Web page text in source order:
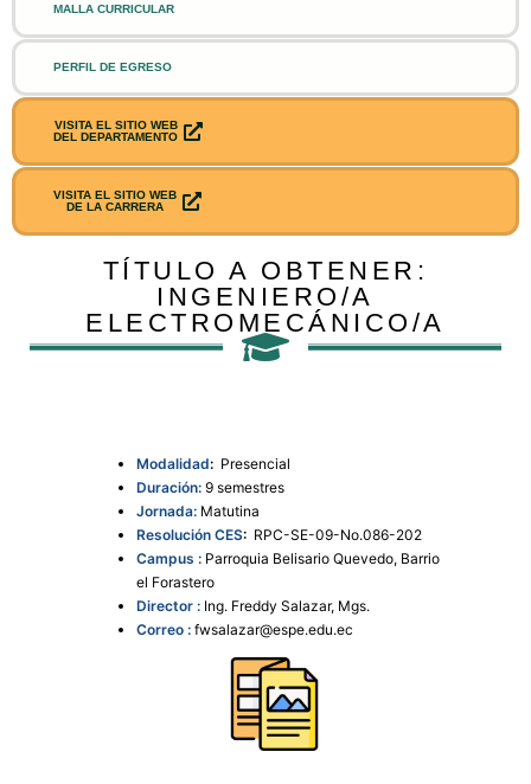
MALLA CURRICULAR
PERFIL DE EGRESO
VISITA EL SITIO WEB
DEL DEPARTAMENTO
VISITA EL SITIO WEB
DE LA CARRERA
TÍTULO A OBTENER:
INGENIERO/A
ELECTROMECÁNICO/A
Modalidad: Presencial
Duración: 9 semestres
Jornada: Matutina
Resolución CES: RPC-SE-09-No.086-202
Campus : Parroquia Belisario Quevedo, Barrio
el Forastero
Director : Ing. F​reddy Salazar, Mgs.
Correo : fwsalazar@espe.edu.ec